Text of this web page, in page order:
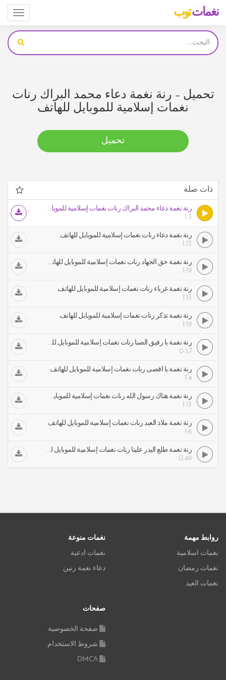
Toggle
نغماتتوب
تحميل – رنة نغمة دعاء محمد البراك رنات
نغمات إسلامية للموبايل للهاتف
تحميل
ذات صلة
رنة نغمة دعاء محمد البراك رنات نغمات إسلامية للموبايل للهاتف
1:3
رنة نغمة دعاء رنات نغمات إسلامية للموبايل للهاتف
1:13
رنة نغمة حق الجهاد رنات نغمات إسلامية للموبايل للهاتف
1:19
رنة نغمة غرباء رنات نغمات إسلامية للموبايل للهاتف
1:13
رنة نغمة تذكر رنات نغمات إسلامية للموبايل للهاتف
1:19
رنة نغمة يا رفيق الصبا رنات نغمات إسلامية للموبايل للهاتف
0:57
رنة نغمة يا أقصى رنات نغمات إسلامية للموبايل للهاتف
1:4
رنة نغمة هناك رسول الله رنات نغمات إسلامية للموبايل للهاتف
1:13
رنة نغمة ملاذ العبد رنات نغمات إسلامية للموبايل للهاتف
1:6
رنة نغمة طلع البدر علينا رنات نغمات إسلامية للموبايل للهاتف
0:49
روابط مهمة
نغمات اسلامية
نغمات رمضان
نغمات العيد
نغمات منوعة
نغمات ادعية
دعاء نغمة رنين
صفحات
صفحة الخصوصية
شروط الاستخدام
DMCA